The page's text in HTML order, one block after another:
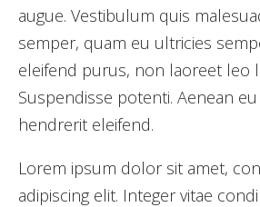
augue. Vestibulum quis
semper, quam eu ultricies
eleifend purus, non laoreet leo
Suspendisse potenti. Aenean
hendrerit eleifend.
Lorem ipsum dolor sit amet,
adipiscing elit. Integer vitae